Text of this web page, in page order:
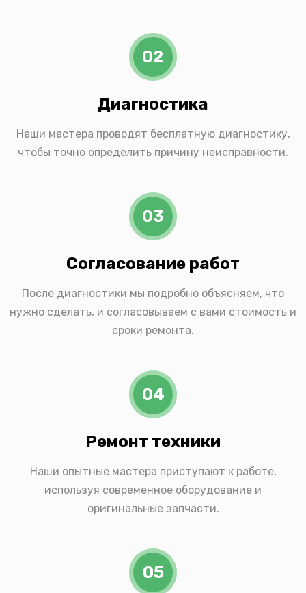
02
Диагностика
Наши мастера проводят бесплатную диагностику,
чтобы точно определить причину неисправности.
03
Согласование работ
После диагностики мы подробно объясняем, что
нужно сделать, и согласовываем с вами стоимость и
сроки ремонта.
04
Ремонт техники
Наши опытные мастера приступают к работе,
используя современное оборудование и
оригинальные запчасти.
05